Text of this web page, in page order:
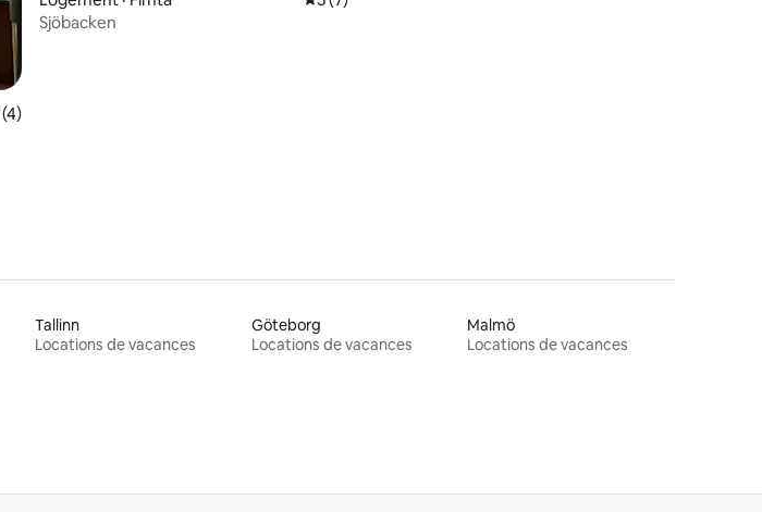
moyenne de 5 sur 5, 4 commentaires
Sjöbacken
Tallinn
Locations de vacances
Göteborg
Locations de vacances
Malmö
Locations de vacances